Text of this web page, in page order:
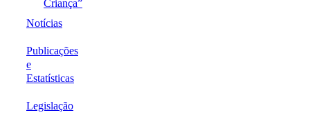
Criança”
Notícias
Publicações
e
Estatísticas
Legislação